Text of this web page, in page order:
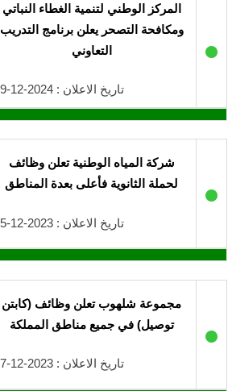
●
المركز الوطني لتنمية الغطاء النباتي
ومكافحة التصحر يعلن برنامج التدريب
التعاوني
تاريخ الاعلان : 2024-12-19
●
شركة المياه الوطنية تعلن وظائف
لحملة الثانوية فأعلى بعدة المناطق
تاريخ الاعلان : 2023-12-15
●
مجموعة شلهوب تعلن وظائف (كابتن
توصيل) في جميع مناطق المملكة
تاريخ الاعلان : 2023-12-07